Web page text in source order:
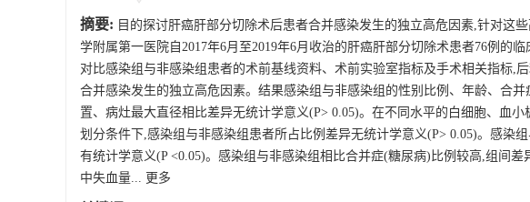
摘要: 目的探讨肝癌肝部分切除术后患者合并感染发生的独立高危因素,针对这
学附属第一医院自2017年6月至2019年6月收治的肝癌肝部分切除术患者76例的
对比感染组与非感染组患者的术前基线资料、术前实验室指标及手术相关指标,
合并感染发生的独立高危因素。结果感染组与非感染组的性别比例、年龄、合
置、病灶最大直径相比差异无统计学意义(P> 0.05)。在不同水平的白细胞、血
划分条件下,感染组与非感染组患者所占比例差异无统计学意义(P> 0.05)。感染
有统计学意义(P <0.05)。感染组与非感染组相比合并症(糖尿病)比例较高,组间
中失血量... 更多